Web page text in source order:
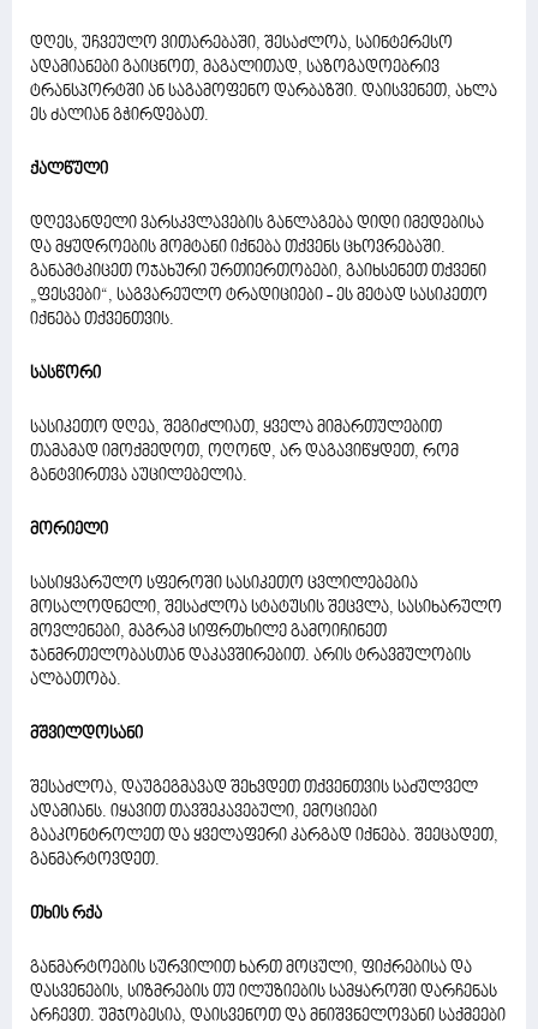
დღეს, უჩვეულო ვითარებაში, შესაძლოა, საინტერესო
ადამიანები გაიცნოთ, მაგალითად, საზოგადოებრივ
ტრანსპორტში ან საგამოფენო დარბაზში. დაისვენეთ, ახლა
ეს ძალიან გჭირდებათ.
ქალწული
დღევანდელი ვარსკვლავების განლაგება დიდი იმედებისა
და მყუდროების მომტანი იქნება თქვენს ცხოვრებაში.
განამტკიცეთ ოჯახური ურთიერთობები, გაიხსენეთ თქვენი
„ფესვები“, საგვარეულო ტრადიციები - ეს მეტად სასიკეთო
იქნება თქვენთვის.
სასწორი
სასიკეთო დღეა, შეგიძლიათ, ყველა მიმართულებით
თამამად იმოქმედოთ, ოღონდ, არ დაგავიწყდეთ, რომ
განტვირთვა აუცილებელია.
მორიელი
სასიყვარულო სფეროში სასიკეთო ცვლილებებია
მოსალოდნელი, შესაძლოა სტატუსის შეცვლა, სასიხარულო
მოვლენები, მაგრამ სიფრთხილე გამოიჩინეთ
ჯანმრთელობასთან დაკავშირებით. არის ტრავმულობის
ალბათობა.
მშვილდოსანი
შესაძლოა, დაუგეგმავად შეხვდეთ თქვენთვის საძულველ
ადამიანს. იყავით თავშეკავებული, ემოციები
გააკონტროლეთ და ყველაფერი კარგად იქნება. შეეცადეთ,
განმარტოვდეთ.
თხის რქა
განმარტოების სურვილით ხართ მოცული, ფიქრებისა და
დასვენების, სიზმრების თუ ილუზიების სამყაროში დარჩენას
არჩევთ. უმჯობესია, დაისვენოთ და მნიშვნელოვანი საქმეები